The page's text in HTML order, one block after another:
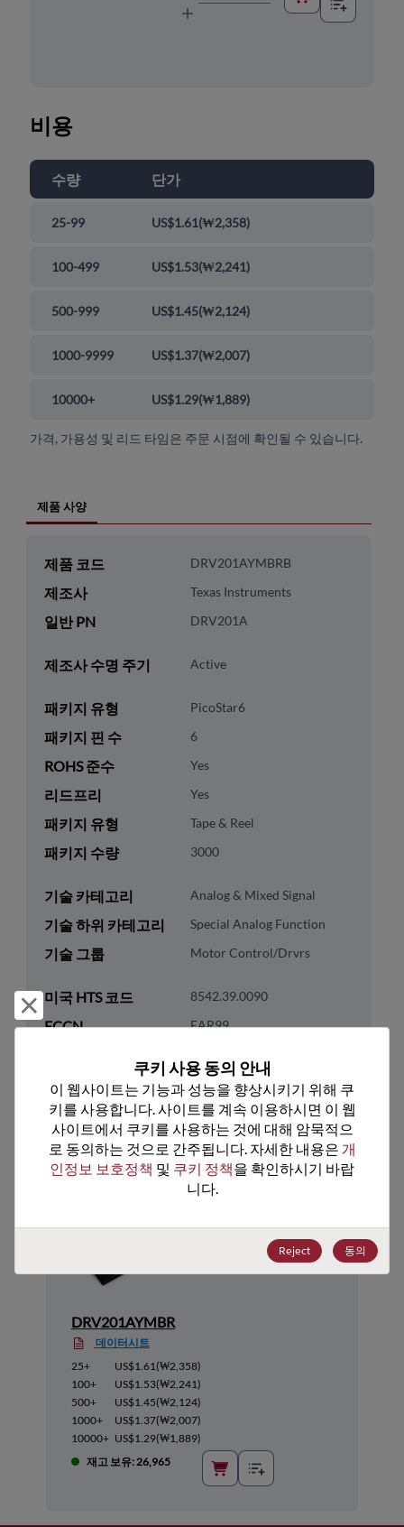
비용
수량 단가
25-99 US$1.61(₩2,358)
100-499 US$1.53(₩2,241)
500-999 US$1.45(₩2,124)
1000-9999 US$1.37(₩2,007)
10000+ US$1.29(₩1,889)
가격, 가용성 및 리드 타임은 주문 시점에 확인될 수 있습니다.
제품 사양
제품 코드 DRV201AYMBRB
제조사 Texas Instruments
일반 PN DRV201A
제조사 수명 주기 Active
패키지 유형 PicoStar6
패키지 핀 수 6
ROHS 준수 Yes
리드프리 Yes
패키지 유형 Tape & Reel
패키지 수량 3000
기술 카테고리 Analog & Mixed Signal
기술 하위 카테고리 Special Analog Function
기술 그룹 Motor Control/Drvrs
미국 HTS 코드 8542.39.0090
ECCN EAR99
추천 대체 제품
DRV201AYMBR
데이터시트
25+
US$1.61(₩2,358)
100+
US$1.53(₩2,241)
500+
US$1.45(₩2,124)
1000+
US$1.37(₩2,007)
10000+ US$1.29(₩1,889)
재고 보유: 26,965
거부 및 닫기
쿠키 사용 동의 안내
이 웹사이트는 기능과 성능을 향상시키기 위해 쿠
키를 사용합니다. 사이트를 계속 이용하시면 이 웹
사이트에서 쿠키를 사용하는 것에 대해 암묵적으
로 동의하는 것으로 간주됩니다. 자세한 내용은 개
인정보 보호정책 및 쿠키 정책을 확인하시기 바랍
니다.
Reject 동의